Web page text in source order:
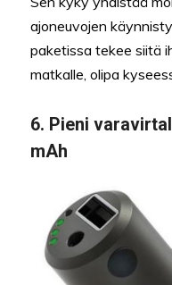
ajoneuvojen
paketissa tekee siitä
matkalle, olipa
6. Pieni
mAh